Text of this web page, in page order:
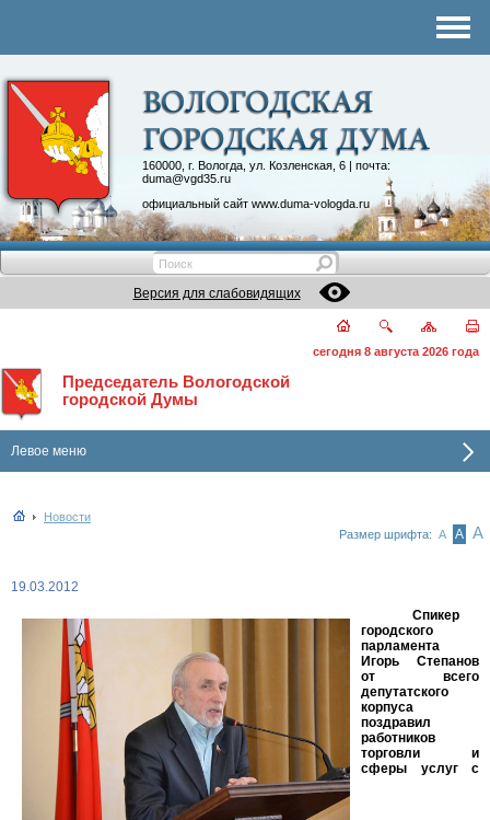
160000, г. Вологда, ул. Козленская, 6 | почта:
duma@vgd35.ru
официальный сайт www.duma-vologda.ru
Контакты
Депутатские объединения
Версия для слабовидящих
сегодня 8 августа 2026 года
Председатель Вологодской
городской Думы
Левое меню
Новости
Размер шрифта: А А А
19.03.2012
Спикер
городского
парламента
Игорь Степанов
от всего
депутатского
корпуса
поздравил
работников
торговли и
сферы услуг с